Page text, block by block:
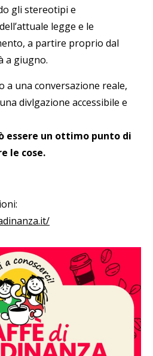
gli stereotipi e
legge e le
a partire proprio dal
a giugno.
a una conversazione reale,
divlgazione accessibile e
essere un ottimo punto di
le cose.